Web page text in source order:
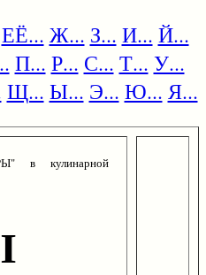
ЕЁ... Ж... З... И... Й...
П... Р... С... Т... У...
Щ... Ы... Э... Ю... Я...
в кулинарной